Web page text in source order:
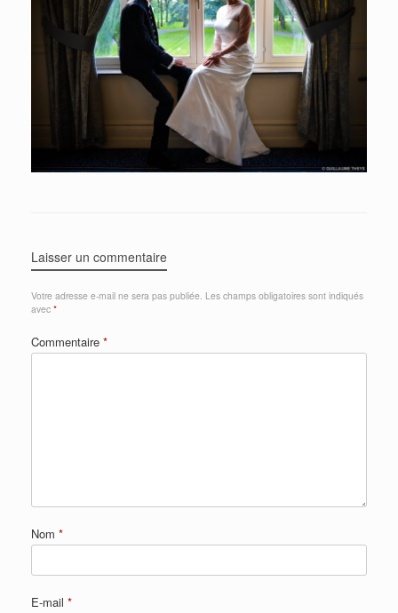
Laisser un commentaire
Votre adresse e-mail ne sera pas publiée. Les champs obligatoires sont indiqués
avec *
Commentaire *
Nom *
E-mail *